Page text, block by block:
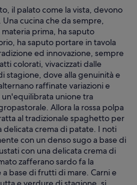
il palato come la vista, devono
cucina che da sempre,
prima, ha saputo
ha saputo portare in tavola
ed innovazione, sempre
colorati, vivacizzati dalle
stagione, dove alla genuinità e
raffinate variazioni e
unione tra
Allora la rossa polpa
al tradizionale spaghetto per
delicata crema di patate. I noti
con un denso sugo a base di
con una delicata crema di
zafferano sardo fa la
base di frutti di mare. Carni e